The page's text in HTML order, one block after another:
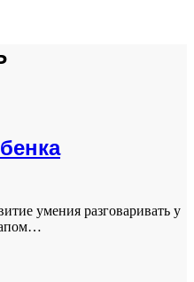
умения разговаривать у